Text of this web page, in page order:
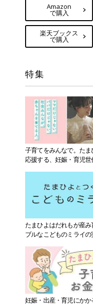
Amazon
で購入
楽天ブックス
で購入
特集
子育てをみんなで。た
応援する、妊娠・育児
たまひよはだれもが産
ブルなこどものミライ
妊娠・出産・育児にか